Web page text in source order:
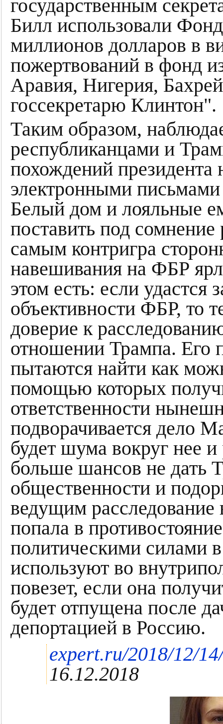
государственным
Билл использовали
миллионов долларов в
пожертвований в фонд
Аравия, Нигерия,
госсекретарю Клинтон".
Таким образом,
республиканцами и
похождений президента
электронными
Белый дом и лояльные
поставить под
самым контригра
навешивания на ФБР
этом есть: если удастся
объективности ФБР, то
доверие к
отношении Трампа. Его
пытаются найти как
помощью которых
ответственности
подворачивается дело
будет шума вокруг нее
больше шансов не дать
общественности и
ведущим
попала в
политическими силами
используют во
повезет, если она
будет отпущена после
депортацией в Россию.
expert.ru/2018/12/
16.12.2018